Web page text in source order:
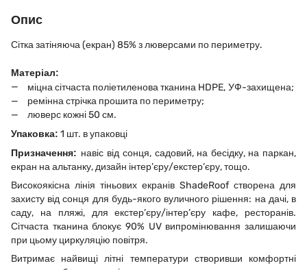
Опис
Сітка затіняюча (екран) 85% з люверсами по периметру.
Матеріал:
міцна сітчаста поліетиленова тканина HDPE, УФ-захищена;
ремінна стрічка прошита по периметру;
люверс кожні 50 см.
Упаковка: 1 шт. в упаковці
Призначення: навіс від сонця, садовий, на бесідку, на паркан,
екран на альтанку, дизайн інтер’єру/екстер’єру, тощо.
Високоякісна лінія тіньових екранів ShadeRoof створена для
захисту від сонця для будь-якого вуличного рішення: на дачі, в
саду, на пляжі, для екстер’єру/інтер’єру кафе, ресторанів.
Сітчаста тканина блокує 90% UV випромінювання залишаючи
при цьому циркуляцію повітря.
Витримає найвищі літні температури створивши комфортні